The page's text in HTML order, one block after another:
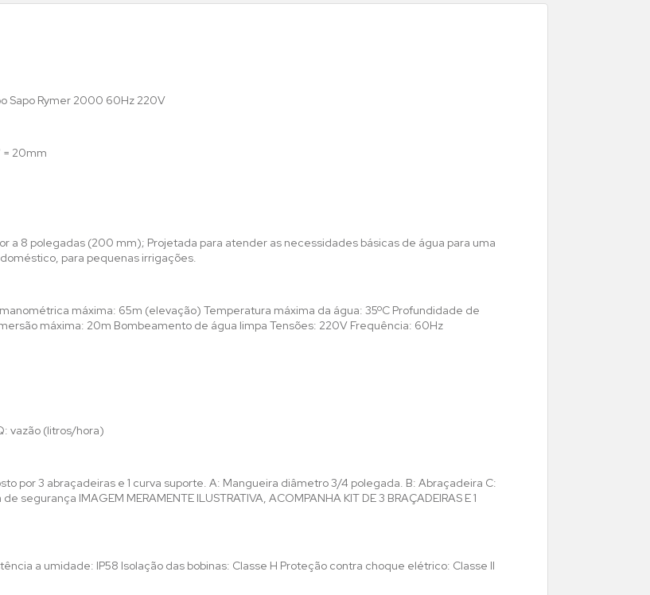
Sapo Rymer 2000 60Hz 220V
= 20mm
a 8 polegadas (200 mm); Projetada para atender as necessidades básicas de água para uma
para pequenas irrigações.
máxima: 65m (elevação) Temperatura máxima da água: 35ºC Profundidade de
máxima: 20m Bombeamento de água limpa Tensões: 220V Frequência: 60Hz
vazão (litros/hora)
por 3 abraçadeiras e 1 curva suporte. A: Mangueira diâmetro 3/4 polegada. B: Abraçadeira C:
segurança IMAGEM MERAMENTE ILUSTRATIVA, ACOMPANHA KIT DE 3 BRAÇADEIRAS E 1
a umidade: IP58 Isolação das bobinas: Classe H Proteção contra choque elétrico: Classe II